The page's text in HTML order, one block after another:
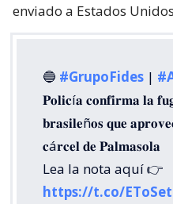
enviado a Estados
🔵 #GrupoFides |
𝐏𝐨𝐥𝐢𝐜í𝐚 𝐜𝐨𝐧𝐟𝐢𝐫𝐦𝐚 𝐥𝐚
𝐛𝐫𝐚𝐬𝐢𝐥𝐞ñ𝐨𝐬 𝐪𝐮𝐞
𝐜á𝐫𝐜𝐞𝐥 𝐝𝐞 𝐏𝐚𝐥𝐦𝐚𝐬𝐨𝐥𝐚
Lea la nota aquí 👉
https://t.co/